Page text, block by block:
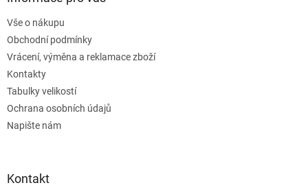
Vše o nákupu
Obchodní podmínky
Vrácení, výměna a reklamace zboží
Kontakty
Tabulky velikostí
Ochrana osobních údajů
Napište nám
Kontakt